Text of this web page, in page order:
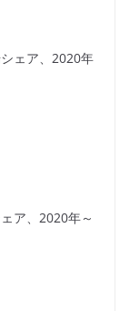
ェア、2020年
ア、2020年～